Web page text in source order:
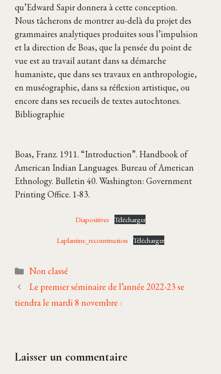
qu’Edward Sapir donnera à cette conception.
Nous tâcherons de montrer au-delà du projet des
grammaires analytiques produites sous l’impulsion
et la direction de Boas, que la pensée du point de
vue est au travail autant dans sa démarche
humaniste, que dans ses travaux en anthropologie,
en muséographie, dans sa réflexion artistique, ou
encore dans ses recueils de textes autochtones.
Bibliographie
Boas, Franz. 1911. “Introduction”. Handbook of
American Indian Languages. Bureau of American
Ethnology. Bulletin 40. Washington: Government
Printing Office. 1-83.
Diapositives Télécharger
Laplantine_reconstruction Télécharger
Catégories
Non classé
Le premier séminaire de l’année 2022-23 se
tiendra le mardi 8 novembre :
Laisser un commentaire